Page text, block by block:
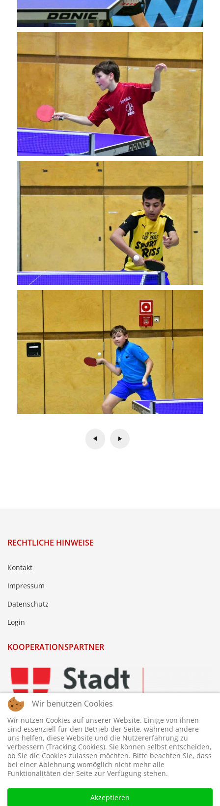
RECHTLICHE HINWEISE
Kontakt
Impressum
Datenschutz
Login
KOOPERATIONSPARTNER
Wir benutzen Cookies
Wir nutzen Cookies auf unserer Website. Einige von ihnen
sind essenziell für den Betrieb der Seite, während andere
uns helfen, diese Website und die Nutzererfahrung zu
verbessern (Tracking Cookies). Sie können selbst entscheiden,
ob Sie die Cookies zulassen möchten. Bitte beachten Sie, dass
bei einer Ablehnung womöglich nicht mehr alle
Funktionalitäten der Seite zur Verfügung stehen.
Akzeptieren